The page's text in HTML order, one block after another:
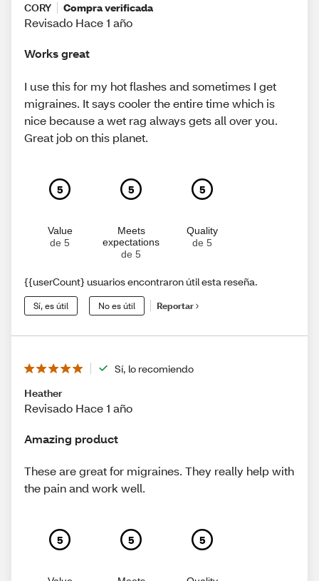
CORY
Compra verificada
Revisado Hace 1 año
Works great
I use this for my hot flashes and sometimes I get
migraines. It says cooler the entire time which is
nice because a wet rag always gets all over you.
Great job on this planet.
5
Value
de 5
5
Meets
expectations
de 5
5
Quality
de 5
{{userCount} usuarios encontraron útil esta reseña.
Sí, es útil No es útil Reportar
Sí, lo recomiendo
Heather
Revisado Hace 1 año
Amazing product
These are great for migraines. They really help with
the pain and work well.
5 5 5